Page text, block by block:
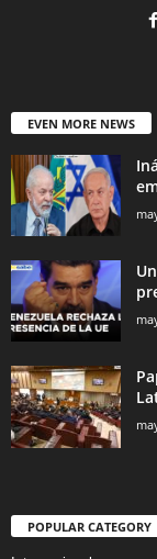
EVEN MORE NEWS
POPULAR CATEGORY